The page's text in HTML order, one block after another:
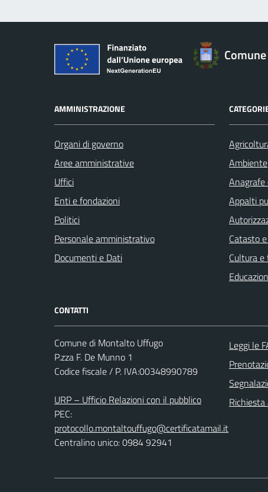
AMMINISTRAZIONE
Organi di governo
Aree amministrative
Uffici
Enti e fondazioni
Politici
Personale amministrativo
Documenti e Dati
Ambiente
Appalti
Catasto
Cultura
CONTATTI
Comune di Montalto Uffugo
P.zza F. De Munno 1
Codice fiscale / P. IVA:00348990789
URP – Ufficio Relazioni con il pubblico
PEC:
protocollo.montaltouffugo@certificatamail.it
Centralino unico: 0984 92941
Leggi le